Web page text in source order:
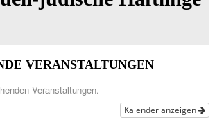
VERANSTALTUNGEN
Veranstaltungen.
Kalender anzeigen